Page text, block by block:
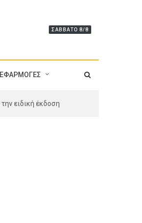
ΣΆΒΒΑΤΟ 8/8
ΕΦΑΡΜΟΓΕΣ
την ειδική έκδοση